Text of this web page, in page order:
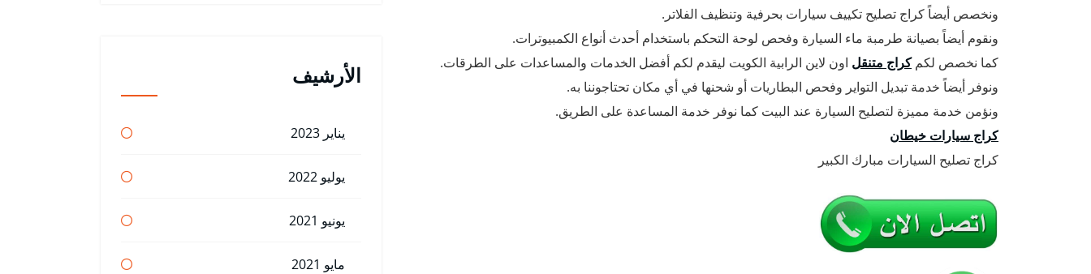
ونخصص أيضاً كراج تصليح تكييف سيارات بحرفية وتنظيف الفلاتر.
ونقوم أيضاً بصيانة طرمبة ماء السيارة وفحص لوحة التحكم باستخدام أحدث أنواع الكمبيوترات.
كما نخصص لكمكراج متنقل اون لاين الرابية الكويت ليقدم لكم أفضل الخدمات والمساعدات على الطرقات.
ونوفر أيضاً خدمة تبديل التواير وفحص البطاريات أو شحنها في أي مكان تحتاجوننا به.
ونؤمن خدمة مميزة لتصليح السيارة عند البيت كما نوفر خدمة المساعدة على الطريق.
كراج سيارات خيطان
كراج تصليح السيارات مبارك الكبير
الأرشيف
يناير 2023
يوليو 2022
يونيو 2021
مايو 2021